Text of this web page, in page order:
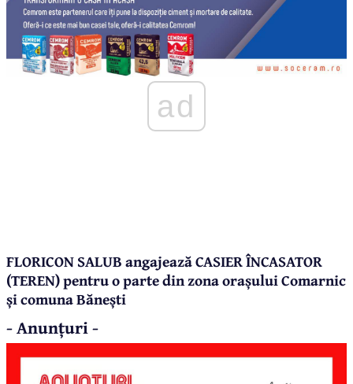
ad
FLORICON SALUB angajează CASIER ÎNCASATOR
(TEREN) pentru o parte din zona orașului Comarnic
și comuna Bănești
- Anunțuri -